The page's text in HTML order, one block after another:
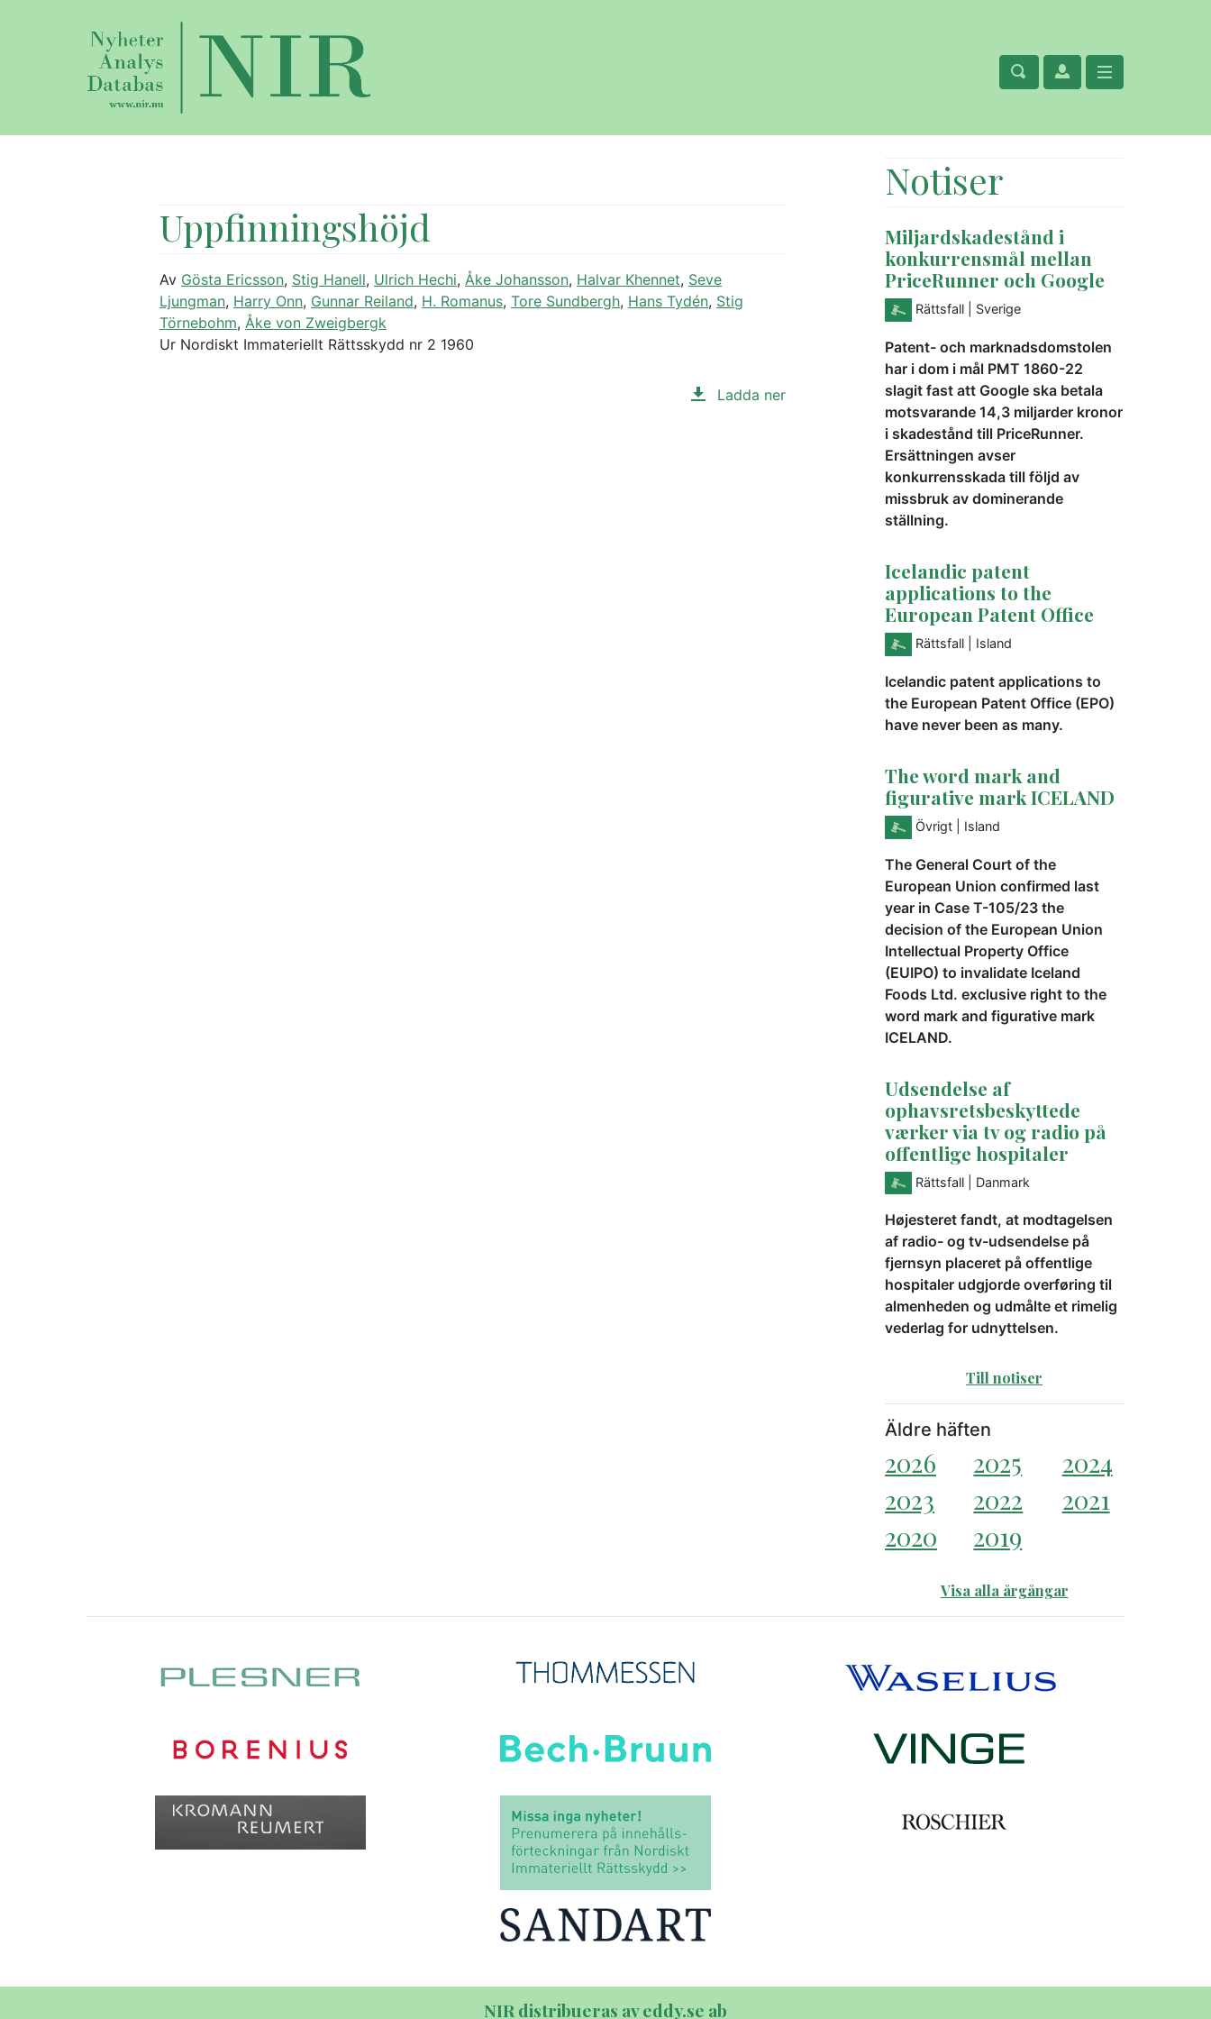
Uppfinningshöjd
Av Gösta Ericsson, Stig Hanell, Ulrich Hechi, Åke Johansson, Halvar Khennet, Seve
Ljungman, Harry Onn, Gunnar Reiland, H. Romanus, Tore Sundbergh, Hans Tydén, Stig
Törnebohm, Åke von Zweigbergk
Ur Nordiskt Immateriellt Rättsskydd nr 2 1960
Ladda ner
Notiser
Miljardskadestånd i
konkurrensmål mellan
PriceRunner och Google
Rättsfall | Sverige
Patent- och marknadsdomstolen
har i dom i mål PMT 1860-22
slagit fast att Google ska betala
motsvarande 14,3 miljarder kronor
i skadestånd till PriceRunner.
Ersättningen avser
konkurrensskada till följd av
missbruk av dominerande
ställning.
Icelandic patent
applications to the
European Patent Office
Rättsfall | Island
Icelandic patent applications to
the European Patent Office (EPO)
have never been as many.
The word mark and
figurative mark ICELAND
Övrigt | Island
The General Court of the
European Union confirmed last
year in Case T-105/23 the
decision of the European Union
Intellectual Property Office
(EUIPO) to invalidate Iceland
Foods Ltd. exclusive right to the
word mark and figurative mark
ICELAND.
Udsendelse af
ophavsretsbeskyttede
værker via tv og radio på
offentlige hospitaler
Rättsfall | Danmark
Højesteret fandt, at modtagelsen
af radio- og tv-udsendelse på
fjernsyn placeret på offentlige
hospitaler udgjorde overføring til
almenheden og udmålte et rimelig
vederlag for udnyttelsen.
Till notiser
Äldre häften
2026 2025
2024
2023
2022
2021
2020
2019
Visa alla årgångar
NIR distribueras av eddy.se ab